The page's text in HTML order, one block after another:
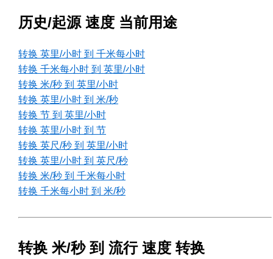
历史/起源 速度 当前用途
转换 英里/小时 到 千米每小时
转换 千米每小时 到 英里/小时
转换 米/秒 到 英里/小时
转换 英里/小时 到 米/秒
转换 节 到 英里/小时
转换 英里/小时 到 节
转换 英尺/秒 到 英里/小时
转换 英里/小时 到 英尺/秒
转换 米/秒 到 千米每小时
转换 千米每小时 到 米/秒
转换 米/秒 到 流行 速度 转换